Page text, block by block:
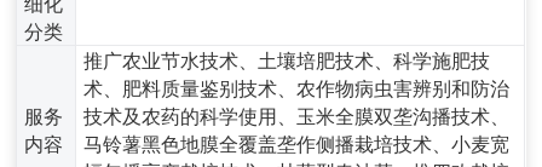
分类
服务
内容
推广农业节水技术、土壤培肥技术、科学施肥技
术、肥料质量鉴别技术、农作物病虫害辨别和防治
技术及农药的科学使用、玉米全膜双垄沟播技术、
马铃薯黑色地膜全覆盖垄作侧播栽培技术、小麦宽